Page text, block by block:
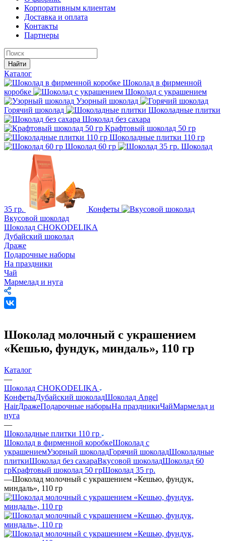
Корпоративным клиентам
Доставка и оплата
Контакты
Партнеры
Найти
Каталог
Шоколад в фирменной
коробке
Шоколад с украшением
Узорный шоколад
Горячий шоколад
Шоколадные плитки
Шоколад без сахара
Крафтовый шоколад 50 гр
Шоколадные плитки 110 гр
Шоколад 60 гр
Шоколад
35 гр.
Конфеты
Вкусовой шоколад
Шоколад CHOKODELIKA
Дубайский шоколад
Драже
Подарочные наборы
На праздники
Чай
Мармелад и нуга
Шоколад молочный с украшением
«Кешью, фундук, миндаль», 110 гр
Каталог
—
Шоколад CHOKODELIKA
КонфетыДубайский шоколадШоколад Angel
HairДражеПодарочные наборыНа праздникиЧайМармелад и
нуга
—
Шоколадные плитки 110 гр
Шоколад в фирменной коробкеШоколад с
украшениемУзорный шоколадГорячий шоколадШоколадные
плиткиШоколад без сахараВкусовой шоколадШоколад 60
грКрафтовый шоколад 50 грШоколад 35 гр.
—Шоколад молочный с украшением «Кешью, фундук,
миндаль», 110 гр